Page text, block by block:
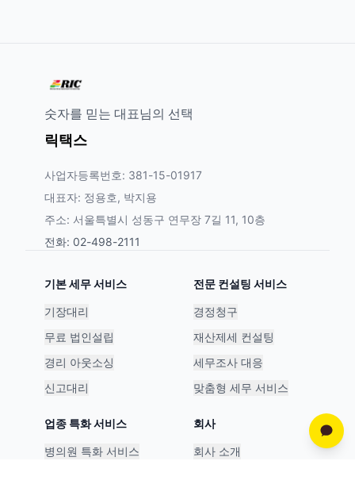
숫자를 믿는 대표님의 선택
릭택스
사업자등록번호: 381-15-01917
대표자: 정용호, 박지용
주소: 서울특별시 성동구 연무장 7길 11, 10층
전화: 02-498-2111
기본 세무 서비스
기장대리
무료 법인설립
경리 아웃소싱
신고대리
전문 컨설팅 서비스
경정청구
재산제세 컨설팅
세무조사 대응
맞춤형 세무 서비스
업종 특화 서비스
병의원 특화 서비스
회사
회사 소개